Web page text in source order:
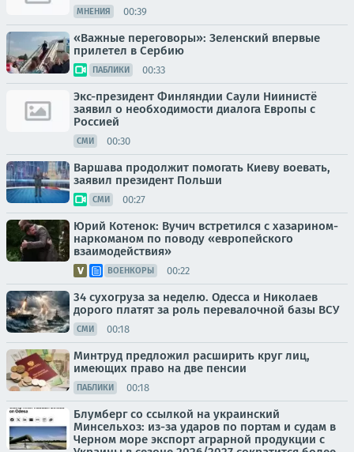
МНЕНИЯ 00:39
«Важные переговоры»: Зеленский впервые
прилетел в Сербию
ПАБЛИКИ 00:33
Экс-президент Финляндии Саули Ниинистё
заявил о необходимости диалога Европы с
Россией
СМИ 00:30
Варшава продолжит помогать Киеву воевать,
заявил президент Польши
СМИ 00:27
Юрий Котенок: Вучич встретился с хазарином-
наркоманом по поводу «европейского
взаимодействия»
ВОЕНКОРЫ 00:22
34 сухогруза за неделю. Одесса и Николаев
дорого платят за роль перевалочной базы ВСУ
СМИ 00:18
Минтруд предложил расширить круг лиц,
имеющих право на две пенсии
ПАБЛИКИ 00:18
Блумберг со ссылкой на украинский
Минсельхоз: из-за ударов по портам и судам в
Черном море экспорт аграрной продукции с